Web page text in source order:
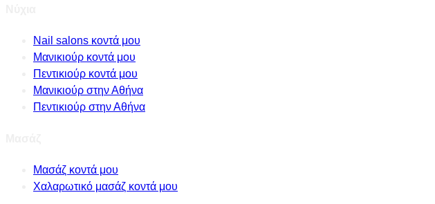
Nail salons κοντά μου
Μανικιούρ κοντά μου
Πεντικιούρ κοντά μου
Μανικιούρ στην Αθήνα
Πεντικιούρ στην Αθήνα
Μασάζ κοντά μου
Χαλαρωτικό μασάζ κοντά μου